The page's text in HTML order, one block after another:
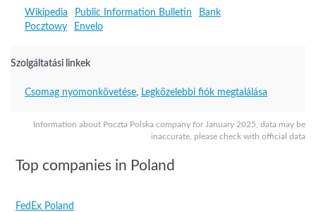
Information about Poczta Polska company for January 2025, data may be
inaccurate, please check with official data
Wikipedia Public Information Bulletin
Bank
Pocztowy
Envelo
Szolgáltatási linkek
Csomag nyomonkövetése, Legközelebbi fiók megtalálása
Top companies in Poland
FedEx Poland